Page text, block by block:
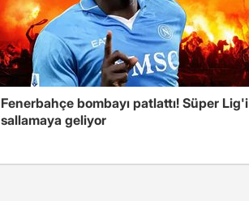
Fenerbahçe bombayı patlattı! Süper Lig'i
sallamaya geliyor